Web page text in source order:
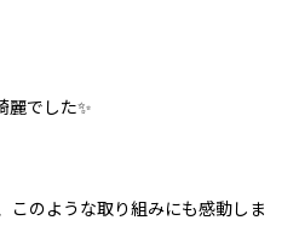
麗でした✨
このような取り組みにも感動しま